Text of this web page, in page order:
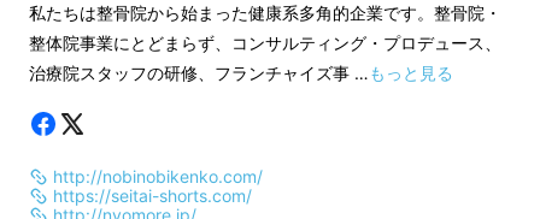
今回は、弊社のお客様をはじめ、多くの女性が
抱える悩みである「ちょこっとモレ」の対策
を立ち上げます。
ナイロン、ポリウレタン
※一般販売予定価格：4,840円(税込)
可能性もございます。あらかじめご了
承ください。
ナイロン、ポリウ
※一般販売予定価
私たちは整骨院から始まった健康系多角的企業です。整骨院・
整体院事業にとどまらず、コンサルティング・プロデュース、
治療院スタッフの研修、フランチャイズ事 …もっと見る
http://nobinobikenko.com/
https://seitai-shorts.com/
http://nyomore.jp/